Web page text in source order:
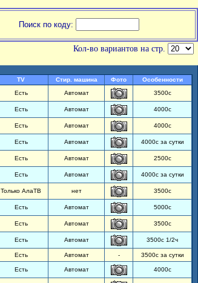
Поиск по коду:
Кол-во вариантов на стр.
TV Стир. машина Фото
Особенности
Есть Автомат 3500с
Есть Автомат 4000с
Есть Автомат 4000с
Есть Автомат 4000с за сутки
Есть Автомат 2500с
Есть Автомат 4000с за сутки
Только АлаТВ нет 3500с
Есть Автомат 5000с
Есть Автомат 3500с
Есть Автомат 3500с 1/2ч
Есть Автомат - 3500с за сутки
Есть Автомат 4000с